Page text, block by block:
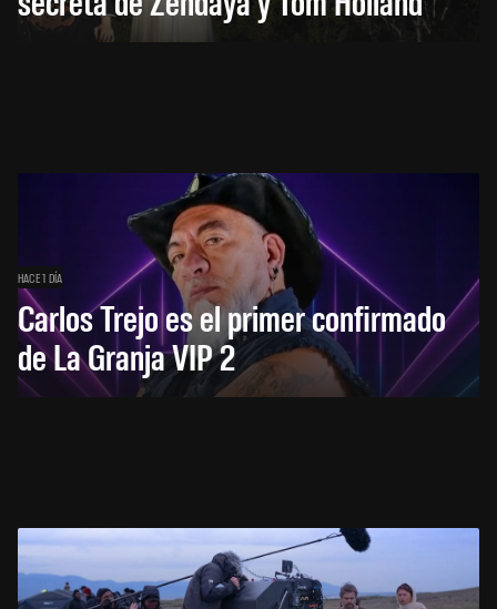
HACE 1 DÍA
Carlos Trejo es el primer confirmado
de La Granja VIP 2